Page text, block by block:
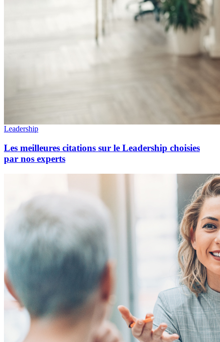
Leadership
Les meilleures citations sur le Leadership choisies
par nos experts